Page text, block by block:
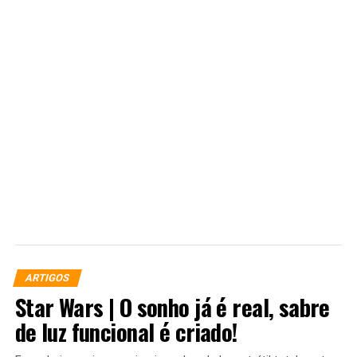
ARTIGOS
Star Wars | O sonho já é real, sabre
de luz funcional é criado!